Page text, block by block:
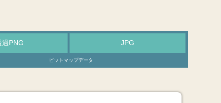
過PNG JPG
ビットマップデータ